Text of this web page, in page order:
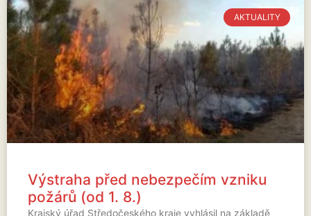
AKTUALITY
Výstraha před nebezpečím vzniku
požárů (od 1. 8.)
Krajský úřad Středočeského kraje vyhlásil na základě